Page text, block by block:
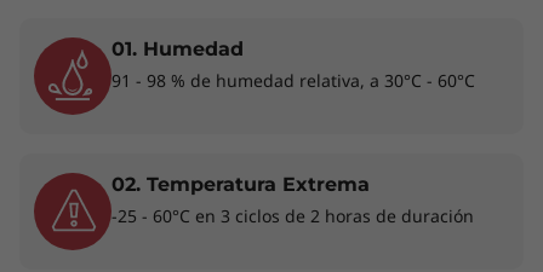
Diseñado para los creadores
El procesador Intel
potente tarjeta gráfica opcional, es una
excelente opción para las tareas que requieren
un uso intensivo de gráficos. La edición de
fotos en Adobe Lightroom y Photoshop (no
01. Humedad
91 - 98 % de humedad relativa, a 30°C - 60°C
02. Temperatura Extrema
-25 - 60°C en 3 ciclos de 2 horas de duración